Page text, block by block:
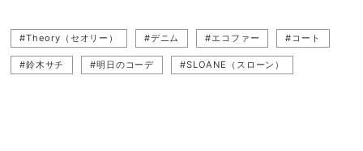
#Theory（セオリー） #デニム #エコファー #コート
#鈴木サチ #明日のコーデ #SLOANE（スローン）